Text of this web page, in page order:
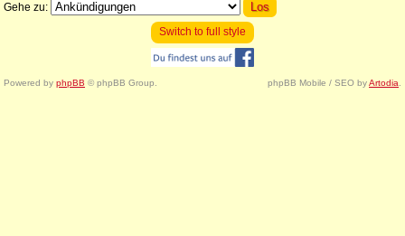
Gehe zu:
Switch to full style
Powered by phpBB © phpBB Group. phpBB Mobile / SEO byArtodia